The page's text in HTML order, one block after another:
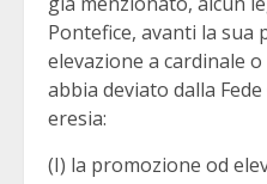
Pontefice, avanti la sua
elevazione a cardinale
abbia deviato dalla
eresia:
(I) la promozione od